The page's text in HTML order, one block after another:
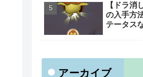
【ドラ消
の入手方
テータス
アーカイブ